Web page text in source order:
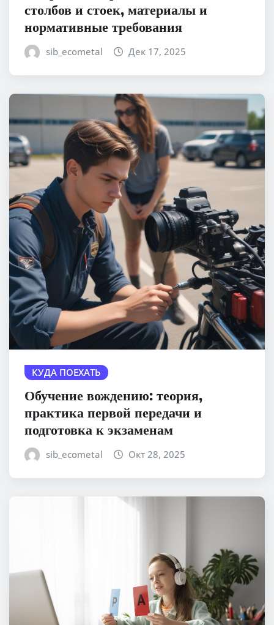
столбов и стоек, материалы и
нормативные требования
sib_ecometal Дек 17, 2025
КУДА ПОЕХАТЬ
Обучение вождению: теория,
практика первой передачи и
подготовка к экзаменам
sib_ecometal Окт 28, 2025